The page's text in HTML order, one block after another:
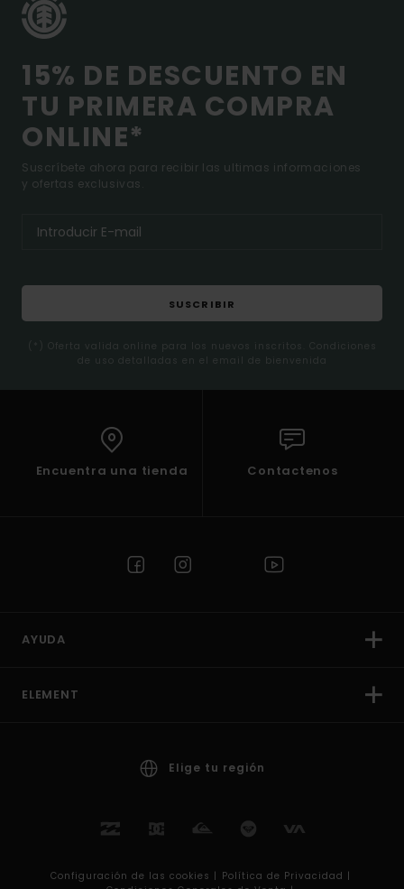
15% DE DESCUENTO EN
TU PRIMERA COMPRA
ONLINE*
Suscríbete ahora para recibir las ultimas informaciones
y ofertas exclusivas.
SUSCRIBIR
(*) Oferta valida online para los nuevos inscritos. Condiciones
de uso detalladas en el email de bienvenida
Encuentra una tienda Contactenos
AYUDA
ELEMENT
Elige tu región
Configuración de las cookies | Política de Privacidad |